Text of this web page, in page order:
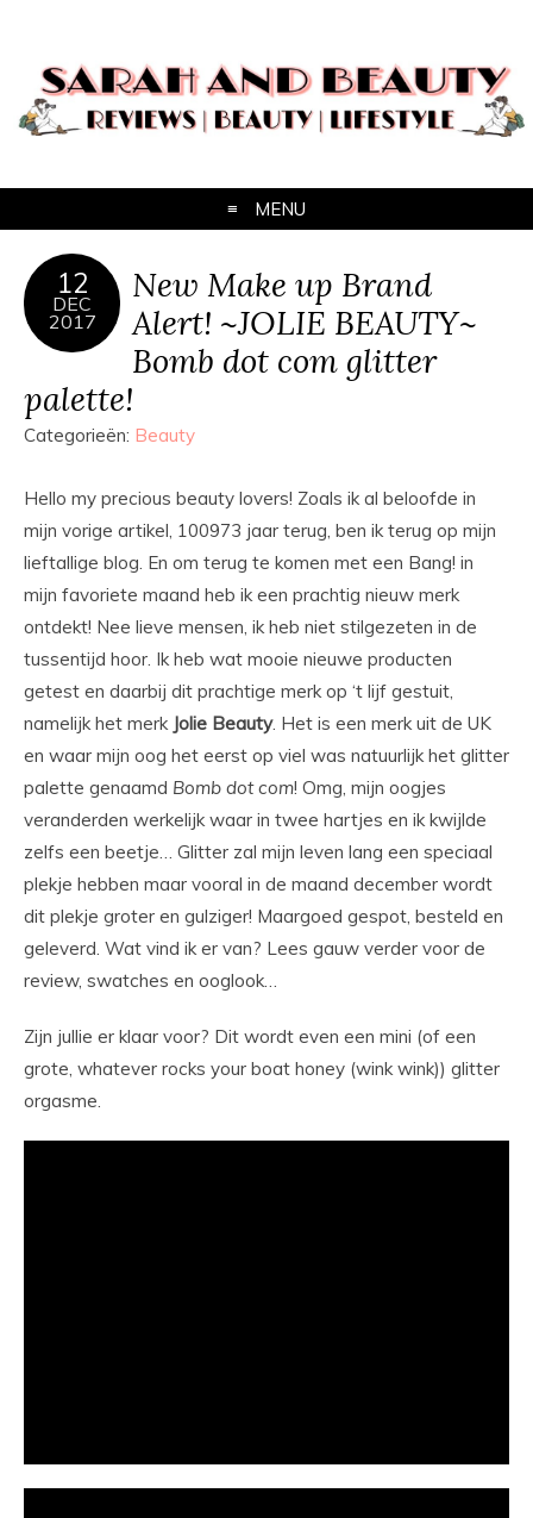
MENU
12
DEC
2017
New Make up Brand
Alert! ~JOLIE BEAUTY~
Bomb dot com glitter
palette!
Categorieën: Beauty
Hello my precious beauty lovers! Zoals ik al beloofde in
mijn vorige artikel, 100973 jaar terug, ben ik terug op mijn
lieftallige blog. En om terug te komen met een Bang! in
mijn favoriete maand heb ik een prachtig nieuw merk
ontdekt! Nee lieve mensen, ik heb niet stilgezeten in de
tussentijd hoor. Ik heb wat mooie nieuwe producten
getest en daarbij dit prachtige merk op ‘t lijf gestuit,
namelijk het merk Jolie Beauty. Het is een merk uit de UK
en waar mijn oog het eerst op viel was natuurlijk het glitter
palette genaamd Bomb dot com! Omg, mijn oogjes
veranderden werkelijk waar in twee hartjes en ik kwijlde
zelfs een beetje… Glitter zal mijn leven lang een speciaal
plekje hebben maar vooral in de maand december wordt
dit plekje groter en gulziger! Maargoed gespot, besteld en
geleverd. Wat vind ik er van? Lees gauw verder voor de
review, swatches en ooglook…
Zijn jullie er klaar voor? Dit wordt even een mini (of een
grote, whatever rocks your boat honey (wink wink)) glitter
orgasme.